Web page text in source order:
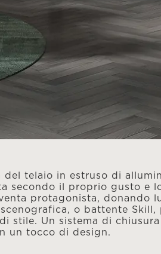
telaio in estruso di
secondo il proprio gusto e
protagonista, donando
o battente Skill,
stile. Un sistema di
un tocco di design.